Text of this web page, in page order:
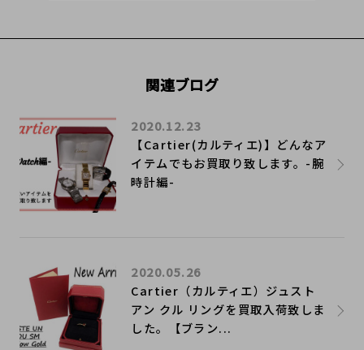
関連ブログ
【Cartier(カルティエ)】どんなア
イテムでもお買取り致します。-腕
時計編-
2020.12.23
Cartier（カルティエ）ジュスト
アン クル リングを買取入荷致しま
した。【ブラン...
2020.05.26